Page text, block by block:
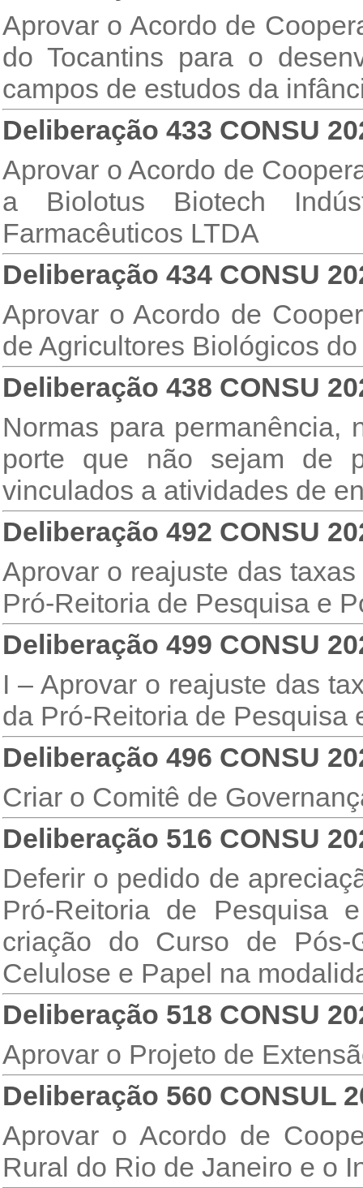
Aprovar o Acordo de
do Tocantins para o
campos de estudos da
Deliberação 433 CONSU
Aprovar o Acordo de
a Biolotus Biotech
Farmacêuticos LTDA
Deliberação 434 CONSU
Aprovar o Acordo de
de Agricultores Biológicos
Deliberação 438 CONSU
Normas para permanência,
porte que não sejam de
vinculados a atividades de
Deliberação 492 CONSU
Aprovar o reajuste das
Pró-Reitoria de Pesquisa e
Deliberação 499 CONSU
I – Aprovar o reajuste das
da Pró-Reitoria de Pesquisa
Deliberação 496 CONSU
Criar o Comitê de
Deliberação 516 CONSU
Deferir o pedido de
Pró-Reitoria de Pesquisa
criação do Curso de Pós-
Celulose e Papel na
Deliberação 518 CONSU
Aprovar o Projeto de
Deliberação 560 CONSUL
Aprovar o Acordo de
Rural do Rio de Janeiro e o